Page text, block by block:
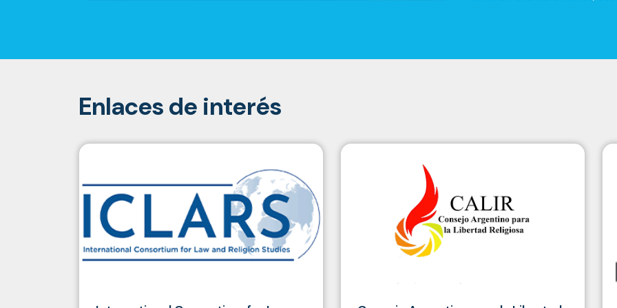
Enlaces de interés